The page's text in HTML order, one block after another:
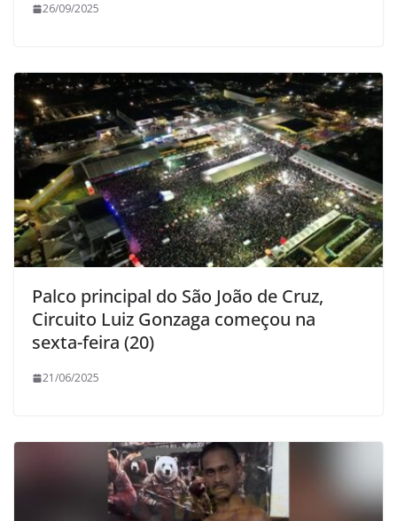
26/09/2025
Palco principal do São João de Cruz,
Circuito Luiz Gonzaga começou na
sexta-feira (20)
21/06/2025